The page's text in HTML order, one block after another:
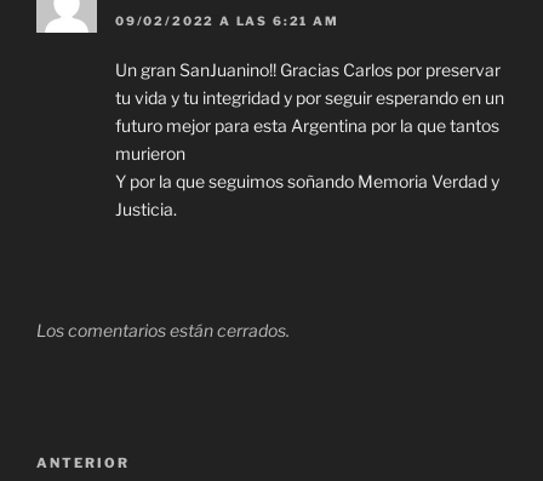
09/02/2022 A LAS 6:21 AM
Un gran SanJuanino!! Gracias Carlos por preservar
tu vida y tu integridad y por seguir esperando en un
futuro mejor para esta Argentina por la que tantos
murieron
Y por la que seguimos soñando Memoria Verdad y
Justicia.
Los comentarios están cerrados.
Entrada
ANTERIOR